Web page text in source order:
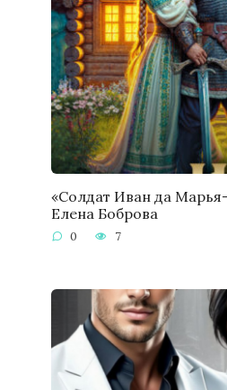
«Солдат Иван да
Елена Боброва
0 7